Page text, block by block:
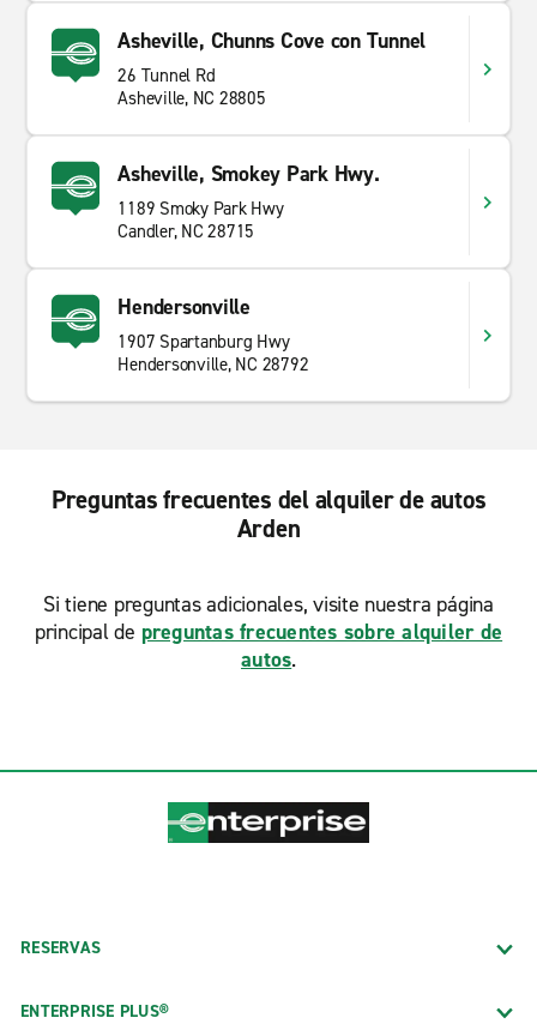
Asheville, Chunns Cove con Tunnel
26 Tunnel Rd
Asheville, NC 28805
Asheville, Smokey Park Hwy.
1189 Smoky Park Hwy
Candler, NC 28715
Hendersonville
1907 Spartanburg Hwy
Hendersonville, NC 28792
Preguntas frecuentes del alquiler de autos
Arden
Si tiene preguntas adicionales, visite nuestra página
principal de preguntas frecuentes sobre alquiler de
autos.
RESERVAS
ENTERPRISE PLUS®